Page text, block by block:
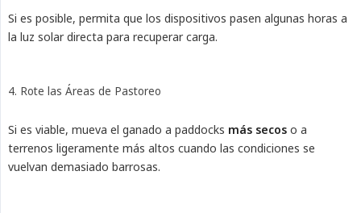
Si es posible, permita que los dispositivos pasen algunas horas a
la luz solar directa para recuperar carga.
4. Rote las Áreas de Pastoreo
Si es viable, mueva el ganado a paddocks más secos o a
terrenos ligeramente más altos cuando las condiciones se
vuelvan demasiado barrosas.